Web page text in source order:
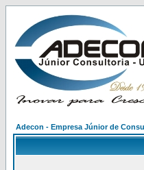
Adecon - Empresa Júnior de